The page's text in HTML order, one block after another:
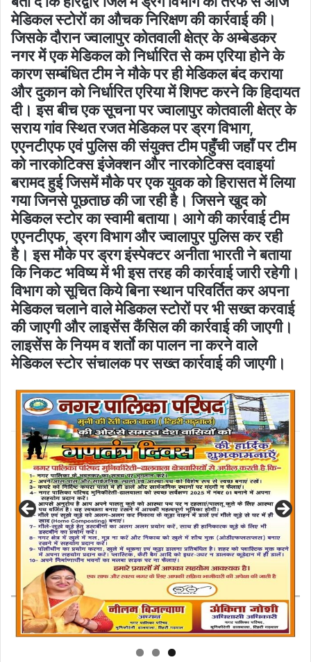
मेडिकल स्टोरों का औचक निरिक्षण की कार्रवाई की।
जिसके दौरान ज्वालापुर कोतवाली क्षेत्र के अम्बेडकर
नगर में एक मेडिकल को निर्धारित से कम एरिया होने के
कारण सम्बंधित टीम ने मौके पर ही मेडिकल बंद कराया
और दुकान को निर्धारित एरिया में शिफ्ट करने कि हिदायत
दी। इस बीच एक सूचना पर ज्वालापुर कोतवाली क्षेत्र के
सराय गांव स्थित रजत मेडिकल पर ड्रग विभाग,
एएनटीएफ एवं पुलिस की संयुक्त टीम पहुँची जहाँ पर टीम
को नारकोटिक्स इंजेक्शन और नारकोटिक्स दवाइयां
बरामद हुई जिसमें मौके पर एक युवक को हिरासत में लिया
गया जिनसे पूछताछ की जा रही है। जिसने खुद को
मेडिकल स्टोर का स्वामी बताया। आगे की कार्रवाई टीम
एएनटीएफ, ड्रग विभाग और ज्वालापुर पुलिस कर रही
है। इस मौके पर ड्रग इंस्पेक्टर अनीता भारती ने बताया
कि निकट भविष्य में भी इस तरह की कार्रवाई जारी रहेगी।
विभाग को सूचित किये बिना स्थान परिवर्तित कर अपना
मेडिकल चलाने वाले मेडिकल स्टोरों पर भी सख्त करवाई
की जाएगी और लाइसेंस कैंसिल की कार्रवाई की जाएगी।
लाइसेंस के नियम व शर्ताे का पालन ना करने वाले
मेडिकल स्टोर संचालक पर सख्त कार्रवाई की जाएगी।